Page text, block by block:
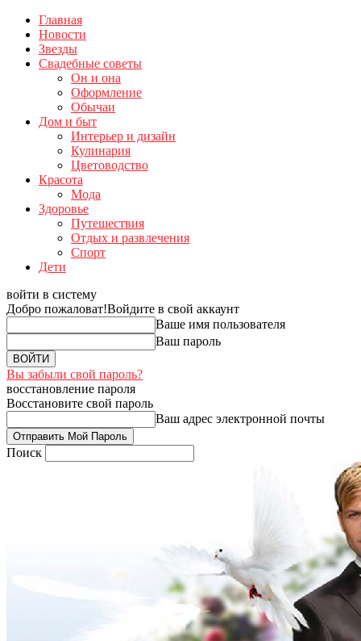
Главная
Новости
Звезды
Свадебные советы
Он и она
Оформление
Обычаи
Дом и быт
Интерьер и дизайн
Кулинария
Цветоводство
Красота
Мода
Здоровье
Путешествия
Отдых и развлечения
Спорт
Дети
войти в систему
Добро пожаловат!Войдите в свой аккаунт
Ваше имя пользователя
Ваш пароль
Вы забыли свой пароль?
восстановление пароля
Восстановите свой пароль
Ваш адрес электронной почты
Поиск